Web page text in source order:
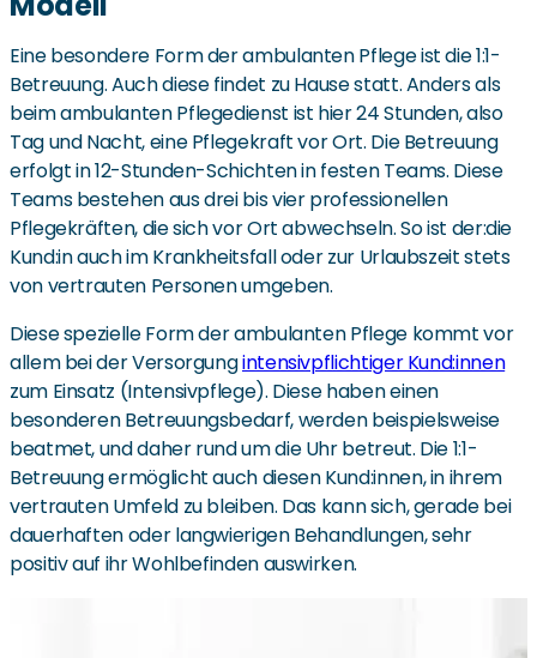
Eine besondere Form der ambulanten Pflege ist die 1:1-
Betreuung. Auch diese findet zu Hause statt. Anders als
beim ambulanten Pflegedienst ist hier 24 Stunden, also
Tag und Nacht, eine Pflegekraft vor Ort. Die Betreuung
erfolgt in 12-Stunden-Schichten in festen Teams. Diese
Teams bestehen aus drei bis vier professionellen
Pflegekräften, die sich vor Ort abwechseln. So ist der:die
Kund:in auch im Krankheitsfall oder zur Urlaubszeit stets
von vertrauten Personen umgeben.
Diese spezielle Form der ambulanten Pflege kommt vor
allem bei der Versorgungintensivpflichtiger Kund:innen
zum Einsatz (Intensivpflege). Diese haben einen
besonderen Betreuungsbedarf, werden beispielsweise
beatmet, und daher rund um die Uhr betreut. Die 1:1-
Betreuung ermöglicht auch diesen Kund:innen, in ihrem
vertrauten Umfeld zu bleiben. Das kann sich, gerade bei
dauerhaften oder langwierigen Behandlungen, sehr
positiv auf ihr Wohlbefinden auswirken.